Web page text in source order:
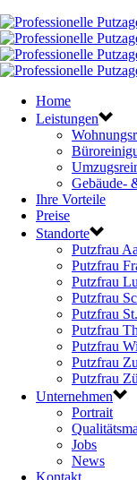
Home
Leistungen
Gebäude-
Ihre Vorteile
Preise
Standorte
Putzfrau
Putzfrau
Putzfrau
Putzfrau
Putzfrau
Putzfrau
Putzfrau
Putzfrau
Putzfrau
Unternehmen
Portrait
Jobs
News
Kontakt